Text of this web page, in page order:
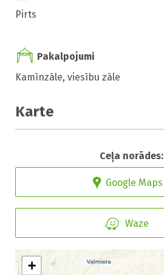
Pirts
Pakalpojumi
Kamīnzāle, viesību zāle
Karte
Ceļa norādes:
Google Maps
Waze
+